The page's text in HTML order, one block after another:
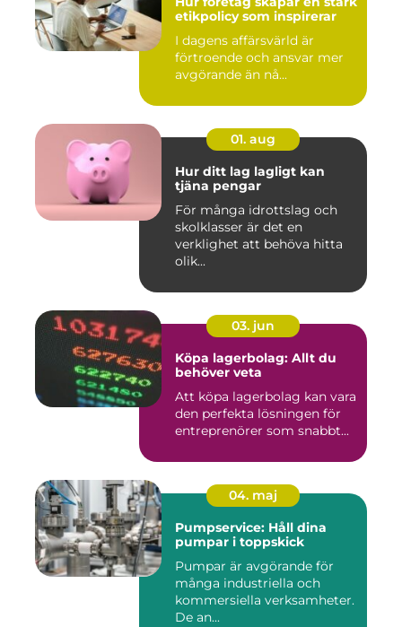
etikpolicy som inspirerar
I dagens affärsvärld är
förtroende och ansvar mer
avgörande än nå...
01. aug
Hur ditt lag lagligt kan
tjäna pengar
För många idrottslag och
skolklasser är det en
verklighet att behöva hitta
olik...
03. jun
Köpa lagerbolag: Allt du
behöver veta
Att köpa lagerbolag kan vara
den perfekta lösningen för
entreprenörer som snabbt...
04. maj
Pumpservice: Håll dina
pumpar i toppskick
Pumpar är avgörande för
många industriella och
kommersiella verksamheter.
De an...